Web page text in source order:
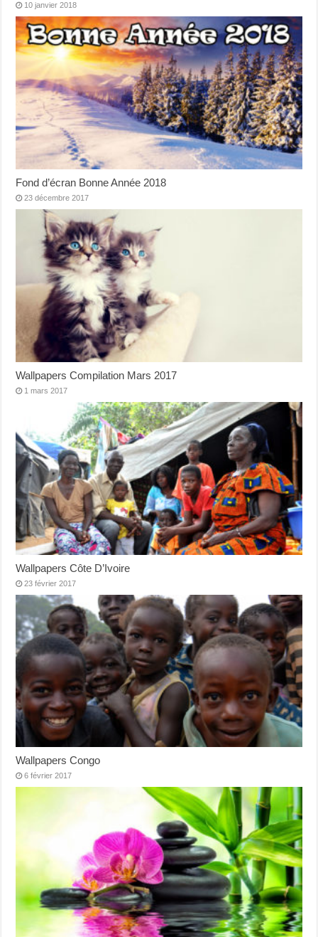
10 janvier 2018
Fond d’écran Bonne Année 2018
23 décembre 2017
Wallpapers Compilation Mars 2017
1 mars 2017
Wallpapers Côte D’Ivoire
23 février 2017
Wallpapers Congo
6 février 2017